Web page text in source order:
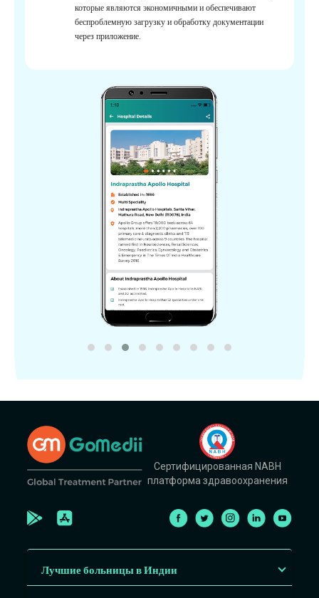
которые являются экономичными и обеспечивают
беспроблемную загрузку и обработку документации
через приложение.
Сертифицированная NABH
платформа здравоохранения
Лучшие больницы в Индии